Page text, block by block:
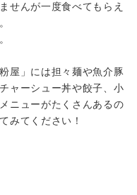
せんが一度食べてもらえ
屋」には担々麺や魚介豚
ャーシュー丼や餃子、小
ニューがたくさんあるの
みてください！